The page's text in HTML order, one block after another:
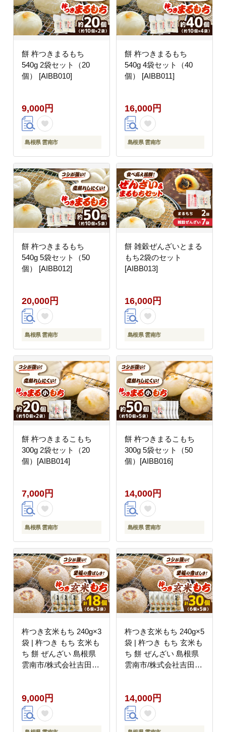
餅 杵つきまるもち
540g 2袋セット（20
個） [AIBB010]
9,000円
島根県 雲南市
餅 杵つきまるもち
540g 4袋セット（40
個） [AIBB011]
16,000円
島根県 雲南市
餅 杵つきまるもち
540g 5袋セット（50
個） [AIBB012]
20,000円
島根県 雲南市
餅 雑穀ぜんざいとまる
もち2袋のセット
[AIBB013]
16,000円
島根県 雲南市
餅 杵つきまるこもち
300g 2袋セット（20
個）[AIBB014]
7,000円
島根県 雲南市
餅 杵つきまるこもち
300g 5袋セット（50
個）[AIBB016]
14,000円
島根県 雲南市
杵つき玄米もち 240g×3
袋 | 杵つき もち 玄米も
ち 餅 ぜんざい 島根県
雲南市/株式会社吉田ふ
9,000円
杵つき玄米もち 240g×5
袋 | 杵つき もち 玄米も
ち 餅 ぜんざい 島根県
雲南市/株式会社吉田ふ
14,000円